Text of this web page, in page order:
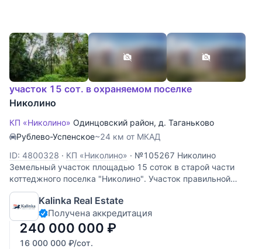
участок 15 сот. в охраняемом поселке
Николино
КП «Николино» Одинцовский район, д. Таганьково
Рублево-Успенское~24 км от МКАД
ID: 4800328 · КП «Николино» · №105267 Николино
Земельный участок площадью 15 соток в старой части
коттеджного поселка "Николино". Участок правильной
формы, с соснами и елями, по периметру засажен
взрослыми высокими туями. Коммуникации центральные,
статус земли – ИЖС.
Kalinka Real Estate
Получена аккредитация
240 000 000 ₽
16 000 000 ₽/сот.